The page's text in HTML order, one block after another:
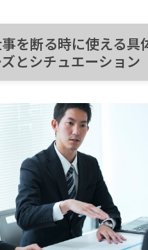
を断る時に使える具
とシチュエーション